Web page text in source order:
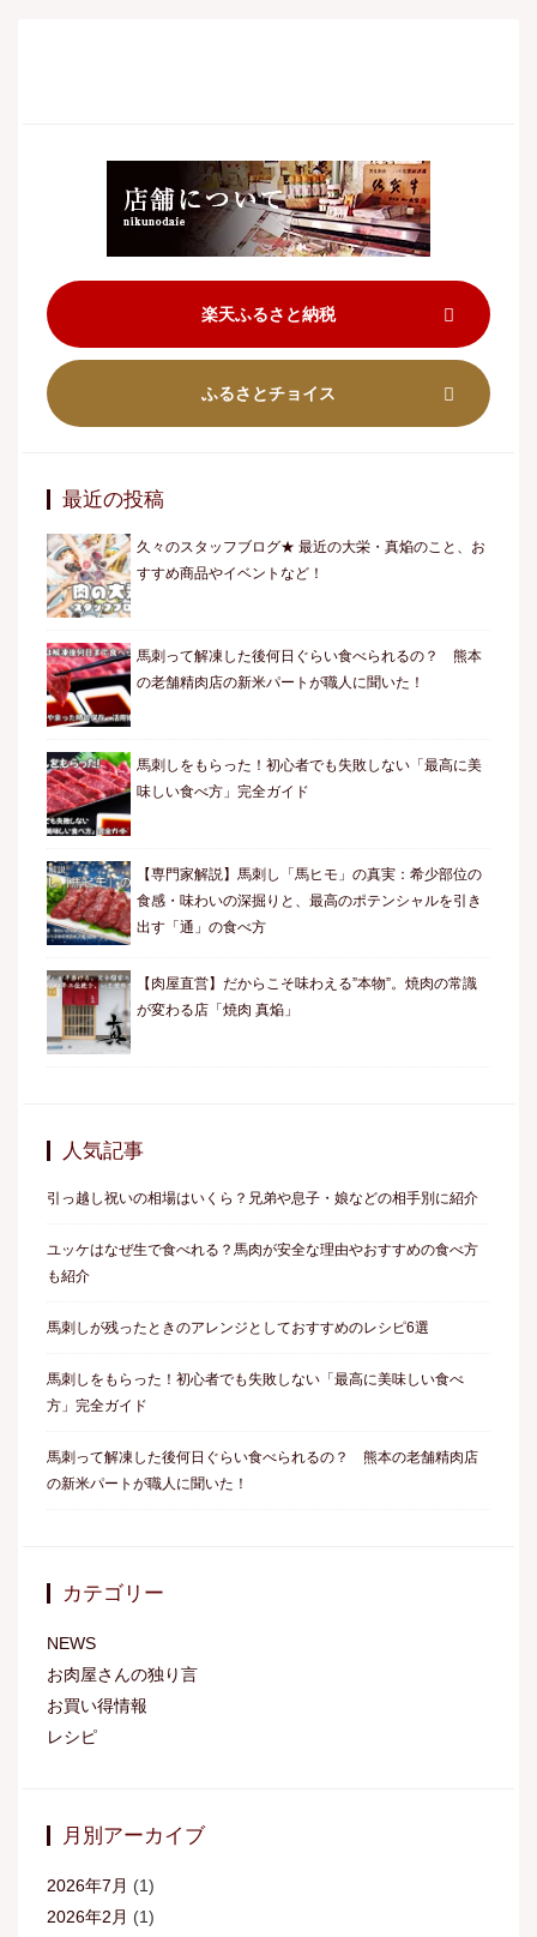
楽天ふるさと納税
ふるさとチョイス
最近の投稿
久々のスタッフブログ★ 最近の大栄・真焔のこと、お
すすめ商品やイベントなど！
馬刺って解凍した後何日ぐらい食べられるの？ 熊本
の老舗精肉店の新米パートが職人に聞いた！
馬刺しをもらった！初心者でも失敗しない「最高に美
味しい食べ方」完全ガイド
【専門家解説】馬刺し「馬ヒモ」の真実：希少部位の
食感・味わいの深掘りと、最高のポテンシャルを引き
出す「通」の食べ方
【肉屋直営】だからこそ味わえる”本物”。焼肉の常識
が変わる店「焼肉 真焔」
人気記事
引っ越し祝いの相場はいくら？兄弟や息子・娘などの相手別に紹介
ユッケはなぜ生で食べれる？馬肉が安全な理由やおすすめの食べ方
も紹介
馬刺しが残ったときのアレンジとしておすすめのレシピ6選
馬刺しをもらった！初心者でも失敗しない「最高に美味しい食べ
方」完全ガイド
馬刺って解凍した後何日ぐらい食べられるの？ 熊本の老舗精肉店
の新米パートが職人に聞いた！
カテゴリー
NEWS
お肉屋さんの独り言
お買い得情報
レシピ
月別アーカイブ
2026年7月 (1)
2026年2月 (1)